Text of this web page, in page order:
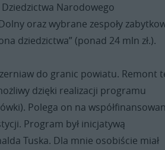
Narodowego
oraz wybrane zespoły
dziedzictwa” (ponad 24 mln zł.).
do granic powiatu. Remont
dzięki realizacji programu
Polega on na
Program był inicjatywą
Tuska. Dla mnie osobiście miał